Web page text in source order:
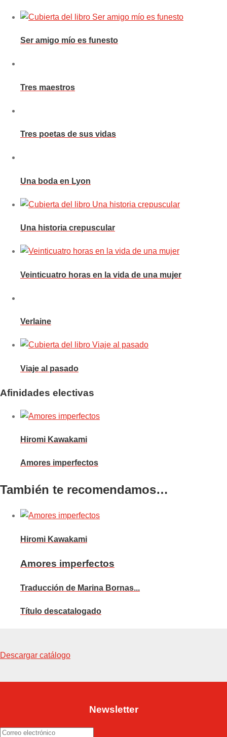
Ser amigo mío es funesto
Tres maestros
Tres poetas de sus vidas
Una boda en Lyon
Una historia crepuscular
Veinticuatro horas en la vida de una mujer
Verlaine
Viaje al pasado
Afinidades electivas
Hiromi Kawakami
Amores imperfectos
También te recomendamos…
Hiromi Kawakami
Amores imperfectos
Traducción de Marina Bornas...
Título descatalogado
Descargar catálogo
Newsletter